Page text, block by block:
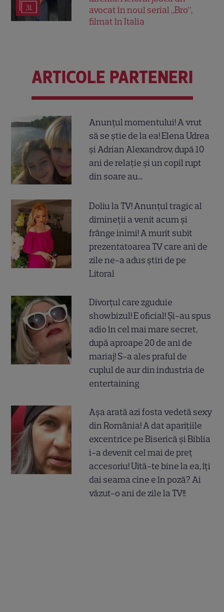
31
avocat în noul serial „Bro”,
filmat în Italia
ARTICOLE PARTENERI
Anunțul momentului! A vrut
să se știe de la ea! Elena Udrea
și Adrian Alexandrov, după 10
ani de relație și un copil rupt
din soare au...
Doliu la TV! Anunțul tragic al
dimineții a venit acum și
frânge inimi! A murit subit
prezentatoarea TV care ani de
zile ne-a adus știri de pe
Litoral
Divorțul care zguduie
showbizul! E oficial! Și-au spus
adio în cel mai mare secret,
după aproape 20 de ani de
mariaj! S-a ales praful de
cuplul de aur din industria de
entertaining
Așa arată azi fosta vedetă sexy
din România! A dat aparițiile
excentrice pe Biserică și Biblia
i-a devenit cel mai de preț
accesoriu! Uită-te bine la ea, îți
dai seama cine e în poză? Ai
văzut-o ani de zile la TV!!